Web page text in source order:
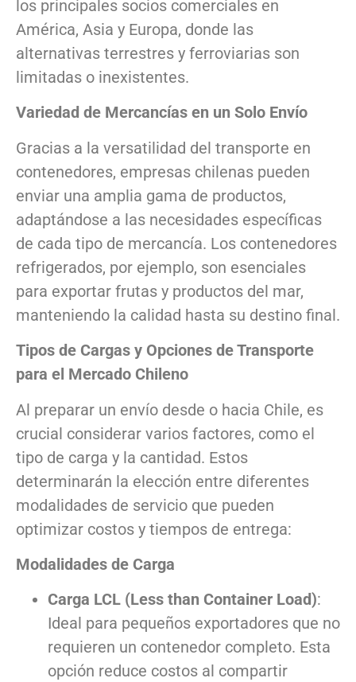
los principales socios comerciales en
América, Asia y Europa, donde las
alternativas terrestres y ferroviarias son
limitadas o inexistentes.
Variedad de Mercancías en un Solo Envío
Gracias a la versatilidad del transporte en
contenedores, empresas chilenas pueden
enviar una amplia gama de productos,
adaptándose a las necesidades específicas
de cada tipo de mercancía. Los contenedores
refrigerados, por ejemplo, son esenciales
para exportar frutas y productos del mar,
manteniendo la calidad hasta su destino final.
Tipos de Cargas y Opciones de Transporte
para el Mercado Chileno
Al preparar un envío desde o hacia Chile, es
crucial considerar varios factores, como el
tipo de carga y la cantidad. Estos
determinarán la elección entre diferentes
modalidades de servicio que pueden
optimizar costos y tiempos de entrega:
Modalidades de Carga
Carga LCL (Less than Container Load):
Ideal para pequeños exportadores que no
requieren un contenedor completo. Esta
opción reduce costos al compartir